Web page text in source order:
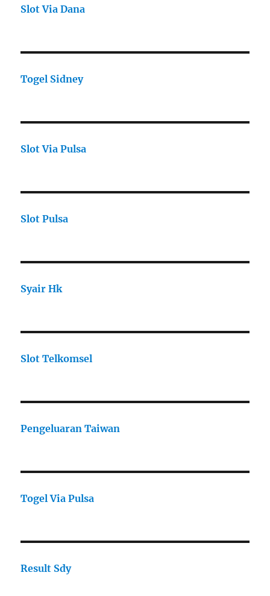
Slot Via Dana
Togel Sidney
Slot Via Pulsa
Slot Pulsa
Syair Hk
Slot Telkomsel
Pengeluaran Taiwan
Togel Via Pulsa
Result Sdy